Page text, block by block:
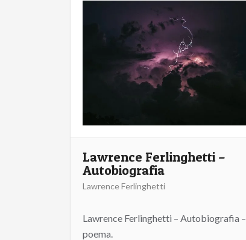
Lawrence Ferlinghetti –
Autobiografia
Lawrence Ferlinghetti
Lawrence Ferlinghetti – Autobiografia –
poema.